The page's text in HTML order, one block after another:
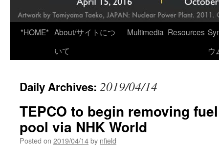
*HOME* About/サイトにつ
いて
Multimedia Resources
ウ
Daily Archives: 2019/04/14
TEPCO to begin removing
pool via NHK World
Posted on 2019/04/14by nfield